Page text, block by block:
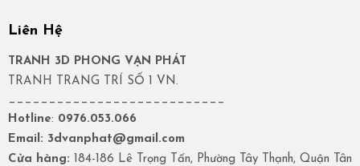
Liên Hệ
TRANH 3D PHONG VẠN PHÁT
TRANH TRANG TRÍ SỐ 1 VN.
___________________________
Hotline: 0976.053.066
Email: 3dvanphat@gmail.com
Cửa hàng: 184-186 Lê Trọng Tấn, Phường Tây Thạnh, Quận Tân